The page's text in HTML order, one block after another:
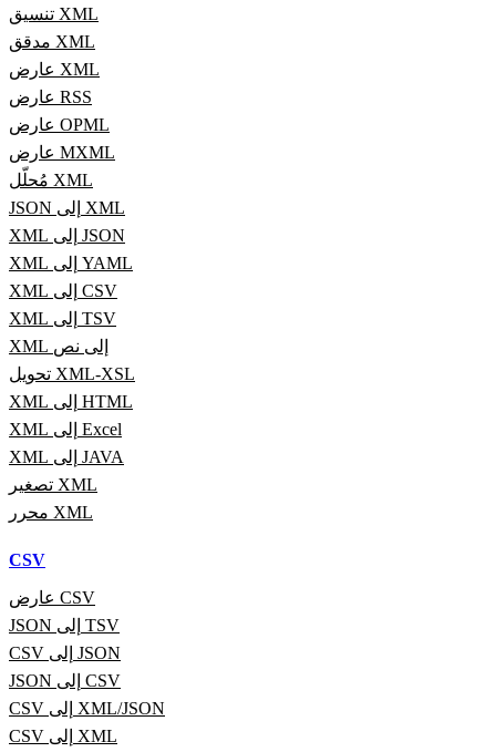
تنسيق XML
مدقق XML
عارض XML
عارض RSS
عارض OPML
عارض MXML
مُحلّل XML
JSON إلى XML
XML إلى JSON
XML إلى YAML
XML إلى CSV
XML إلى TSV
XML إلى نص
تحويل XML-XSL
XML إلى HTML
XML إلى Excel
XML إلى JAVA
تصغير XML
محرر XML
CSV
عارض CSV
JSON إلى TSV
CSV إلى JSON
JSON إلى CSV
CSV إلى XML/JSON
CSV إلى XML